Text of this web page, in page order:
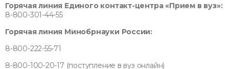
Горячая линия Единого контакт-центра «Прием в вуз»:
8-800-301-44-55
Горячая линия Минобрнауки России:
8-800-222-55-71
8-800-100-20-17 (поступление в вуз онлайн)